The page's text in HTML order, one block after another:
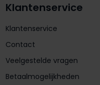
Klantenservice
Klantenservice
Contact
Veelgestelde vragen
Betaalmogelijkheden